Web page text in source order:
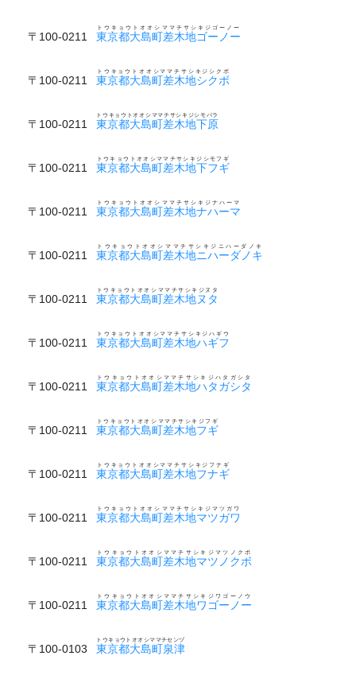
〒100-0211 東京都大島町差木地ゴーノー
トウキョウトオオシママチサシキジゴーノー
〒100-0211 東京都大島町差木地シクボ
トウキョウトオオシママチサシキジシクボ
〒100-0211 東京都大島町差木地下原
トウキョウトオオシママチサシキジシモバラ
〒100-0211 東京都大島町差木地下フギ
トウキョウトオオシママチサシキジシモフギ
〒100-0211 東京都大島町差木地ナハーマ
トウキョウトオオシママチサシキジナハーマ
〒100-0211 東京都大島町差木地ニハーダノキ
トウキョウトオオシママチサシキジニハーダノキ
〒100-0211 東京都大島町差木地ヌタ
トウキョウトオオシママチサシキジヌタ
〒100-0211 東京都大島町差木地ハギフ
トウキョウトオオシママチサシキジハギウ
〒100-0211 東京都大島町差木地ハタガシタ
トウキョウトオオシママチサシキジハタガシタ
〒100-0211 東京都大島町差木地フギ
トウキョウトオオシママチサシキジフギ
〒100-0211 東京都大島町差木地フナギ
トウキョウトオオシママチサシキジフナギ
〒100-0211 東京都大島町差木地マツガワ
トウキョウトオオシママチサシキジマツガワ
〒100-0211 東京都大島町差木地マツノクボ
トウキョウトオオシママチサシキジマツノクボ
〒100-0211 東京都大島町差木地ワゴーノー
トウキョウトオオシママチサシキジワゴーノウ
〒100-0103 東京都大島町泉津
トウキョウトオオシママチセンヅ